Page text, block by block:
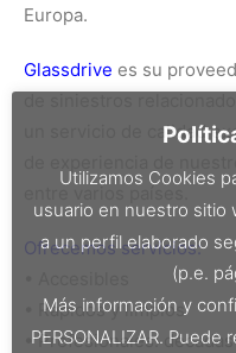
Europa.
Glassdrive es su
un servicio de calidad
entre varios países.
Ofrecemos servicios:
• Rápidos y limpios
• Profesionales:
Utilizamos Cookies
usuario en nuestro sitio
a un perfil elaborado
(p.e.
Más información y
PERSONALIZAR.